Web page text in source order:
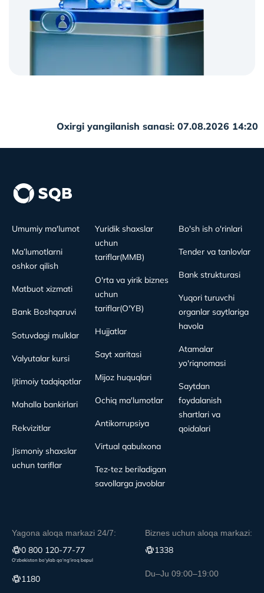
Oxirgi yangilanish sanasi: 07.08.2026 14:20
Umumiy ma'lumot
Ma’lumotlarni
oshkor qilish
Matbuot xizmati
Bank Boshqaruvi
Sotuvdagi mulklar
Valyutalar kursi
Ijtimoiy tadqiqotlar
Mahalla bankirlari
Rekvizitlar
Jismoniy shaxslar
uchun tariflar
Yuridik shaxslar
uchun
tariflar(MMB)
O'rta va yirik biznes
uchun
tariflar(O'YB)
Hujjatlar
Sayt xaritasi
Mijoz huquqlari
Ochiq ma'lumotlar
Antikorrupsiya
Virtual qabulxona
Tez-tez beriladigan
savollarga javoblar
Bo'sh ish o'rinlari
Tender va tanlovlar
Bank strukturasi
Yuqori turuvchi
organlar saytlariga
havola
Atamalar
yo'riqnomasi
Saytdan
foydalanish
shartlari va
qoidalari
Yagona aloqa markazi 24/7:
0 800 120-77-77
O‘zbekiston bo‘ylab qo‘ng‘iroq bepul
1180
Biznes uchun aloqa markazi:
1338
Du–Ju 09:00–19:00